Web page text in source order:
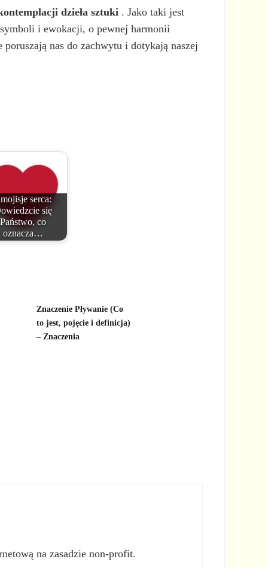
dzieła sztuki . Jako taki jest
i ewokacji, o pewnej harmonii
nas do zachwytu i dotykają naszej
serca:
się
Państwo, co
oznacza…
Znaczenie Pływanie (Co
to jest, pojęcie i definicja)
– Znaczenia
na zasadzie non-profit.